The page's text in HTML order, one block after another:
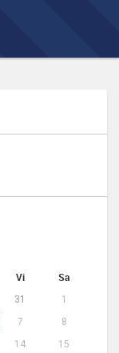
Vi Sa
31
1
7
8
14
15